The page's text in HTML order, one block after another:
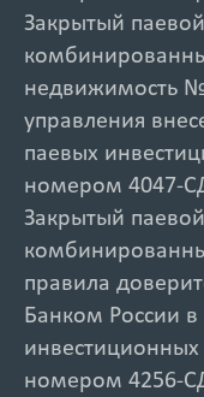
Закрытый
недвижимость
управления
паевых
номером 4047-
Закрытый
правила
Банком России в
номером 4256-